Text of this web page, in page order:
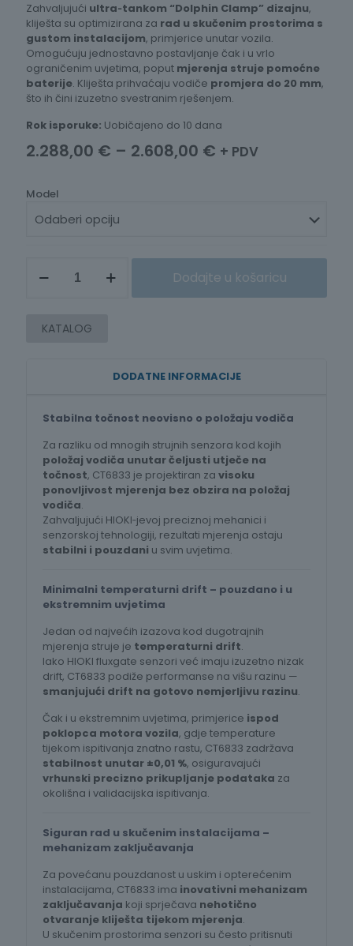
Zahvaljujući ultra‑tankom “Dolphin Clamp” dizajnu,
kliješta su optimizirana za rad u skučenim prostorima s
gustom instalacijom, primjerice unutar vozila.
Omogućuju jednostavno postavljanje čak i u vrlo
ograničenim uvjetima, poput mjerenja struje pomoćne
baterije. Kliješta prihvaćaju vodiče promjera do 20 mm,
što ih čini izuzetno svestranim rješenjem.
Rok isporuke: Uobičajeno do 10 dana
2.288,00 € – 2.608,00 € Raspon
2.608,00 €
+ PDV
Model
STRUJNA
SONDA
Dodajte u košaricu
KATALOG
DODATNE INFORMACIJE
Stabilna točnost neovisno o položaju vodiča
Za razliku od mnogih strujnih senzora kod kojih
položaj vodiča unutar čeljusti utječe na
točnost, CT6833 je projektiran za visoku
ponovljivost mjerenja bez obzira na položaj
vodiča.
Zahvaljujući HIOKI‑jevoj preciznoj mehanici i
senzorskoj tehnologiji, rezultati mjerenja ostaju
stabilni i pouzdani u svim uvjetima.
Minimalni temperaturni drift – pouzdano i u
ekstremnim uvjetima
Jedan od najvećih izazova kod dugotrajnih
mjerenja struje je temperaturni drift.
Iako HIOKI fluxgate senzori već imaju izuzetno nizak
drift, CT6833 podiže performanse na višu razinu —
smanjujući drift na gotovo nemjerljivu razinu.
Čak i u ekstremnim uvjetima, primjerice ispod
poklopca motora vozila, gdje temperature
tijekom ispitivanja znatno rastu, CT6833 zadržava
stabilnost unutar ±0,01 %, osiguravajući
vrhunski precizno prikupljanje podataka za
okolišna i validacijska ispitivanja.
Siguran rad u skučenim instalacijama –
mehanizam zaključavanja
Za povećanu pouzdanost u uskim i opterećenim
instalacijama, CT6833 ima inovativni mehanizam
zaključavanja koji sprječava nehotično
otvaranje kliješta tijekom mjerenja.
U skučenim prostorima senzori su često pritisnuti